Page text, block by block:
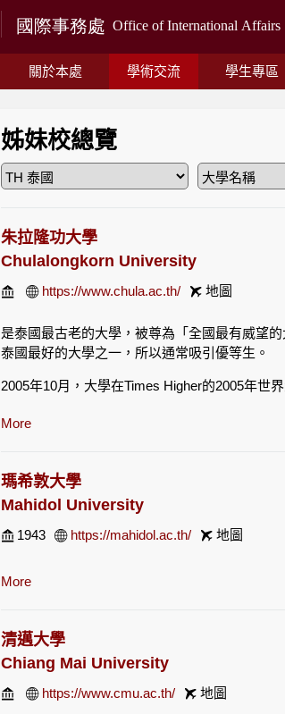
關於本處 學術交流 學生專區
姊妹校總覽
朱拉隆功大學
Chulalongkorn University
https://www.chula.ac.th/ 地圖
是泰國最古老的大學，被尊為「全國最有威望
泰國最好的大學之一，所以通常吸引優等生。
2005年10月，大學在Times Higher的2005年世
常優秀（Excellent）的大學，而朱拉隆功大學就
More
瑪希敦大學
Mahidol University
1943 https://mahidol.ac.th/ 地圖
More
清邁大學
Chiang Mai University
https://www.cmu.ac.th/ 地圖